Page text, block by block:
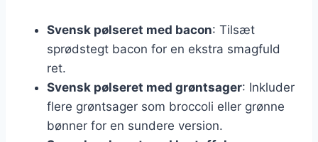
Svensk pølseret med bacon: Tilsæt
sprødstegt bacon for en ekstra smagfuld
ret.
Svensk pølseret med grøntsager: Inkluder
flere grøntsager som broccoli eller grønne
bønner for en sundere version.